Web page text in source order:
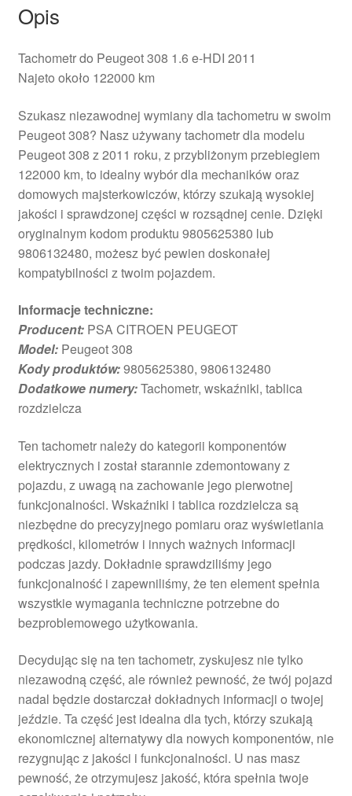
Opis
Tachometr do Peugeot 308 1.6 e-HDI 2011
Najeto około 122000 km
Szukasz niezawodnej wymiany dla tachometru w swoim
Peugeot 308? Nasz używany tachometr dla modelu
Peugeot 308 z 2011 roku, z przybliżonym przebiegiem
122000 km, to idealny wybór dla mechaników oraz
domowych majsterkowiczów, którzy szukają wysokiej
jakości i sprawdzonej części w rozsądnej cenie. Dzięki
oryginalnym kodom produktu 9805625380 lub
9806132480, możesz być pewien doskonałej
kompatybilności z twoim pojazdem.
Informacje techniczne:
Producent:PSA CITROEN PEUGEOT
Model:Peugeot 308
Kody produktów:9805625380, 9806132480
Dodatkowe numery:Tachometr, wskaźniki, tablica
rozdzielcza
Ten tachometr należy do kategorii komponentów
elektrycznych i został starannie zdemontowany z
pojazdu, z uwagą na zachowanie jego pierwotnej
funkcjonalności. Wskaźniki i tablica rozdzielcza są
niezbędne do precyzyjnego pomiaru oraz wyświetlania
prędkości, kilometrów i innych ważnych informacji
podczas jazdy. Dokładnie sprawdziliśmy jego
funkcjonalność i zapewniliśmy, że ten element spełnia
wszystkie wymagania techniczne potrzebne do
bezproblemowego użytkowania.
Decydując się na ten tachometr, zyskujesz nie tylko
niezawodną część, ale również pewność, że twój pojazd
nadal będzie dostarczał dokładnych informacji o twojej
jeździe. Ta część jest idealna dla tych, którzy szukają
ekonomicznej alternatywy dla nowych komponentów, nie
rezygnując z jakości i funkcjonalności. U nas masz
pewność, że otrzymujesz jakość, która spełnia twoje